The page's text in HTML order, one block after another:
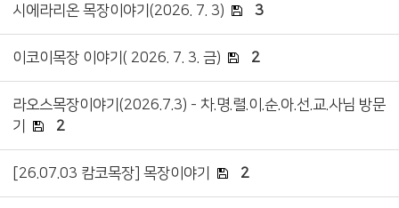
시에라리온 목장이야기(2026. 7. 3) 3
이코이목장 이야기( 2026. 7. 3. 금) 2
라오스목장이야기(2026.7.3) - 차.명.렬.이.순.아.선.교.사님 방문
기
2
[26.07.03 캄코목장] 목장이야기 2